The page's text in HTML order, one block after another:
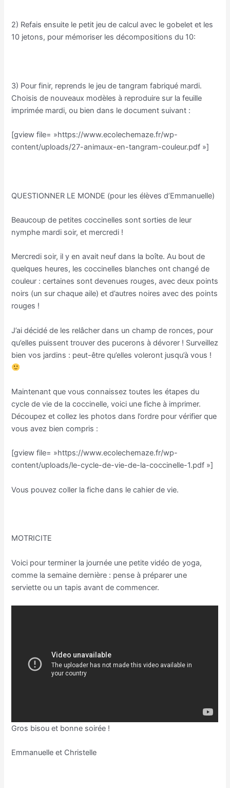
2) Refais ensuite le petit jeu de calcul avec le gobelet et les
10 jetons, pour mémoriser les décompositions du 10:
3) Pour finir, reprends le jeu de tangram fabriqué mardi.
Choisis de nouveaux modèles à reproduire sur la feuille
imprimée mardi, ou bien dans le document suivant :
[gview file= »https://www.ecolechemaze.fr/wp-
content/uploads/27-animaux-en-tangram-couleur.pdf »]
QUESTIONNER LE MONDE (pour les élèves d’Emmanuelle)
Beaucoup de petites coccinelles sont sorties de leur
nymphe mardi soir, et mercredi !
Mercredi soir, il y en avait neuf dans la boîte. Au bout de
quelques heures, les coccinelles blanches ont changé de
couleur : certaines sont devenues rouges, avec deux points
noirs (un sur chaque aile) et d’autres noires avec des points
rouges !
J’ai décidé de les relâcher dans un champ de ronces, pour
qu’elles puissent trouver des pucerons à dévorer ! Surveillez
bien vos jardins : peut-être qu’elles voleront jusqu’à vous !
Maintenant que vous connaissez toutes les étapes du
cycle de vie de la coccinelle, voici une fiche à imprimer.
Découpez et collez les photos dans l’ordre pour vérifier que
vous avez bien compris :
[gview file= »https://www.ecolechemaze.fr/wp-
content/uploads/le-cycle-de-vie-de-la-coccinelle-1.pdf »]
Vous pouvez coller la fiche dans le cahier de vie.
MOTRICITE
Voici pour terminer la journée une petite vidéo de yoga,
comme la semaine dernière : pense à préparer une
serviette ou un tapis avant de commencer.
Gros bisou et bonne soirée !
Emmanuelle et Christelle